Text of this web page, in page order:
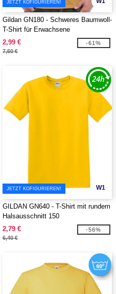
JETZT KOFIGURIEREN!
Gildan GN180 - Schweres Baumwoll-
T-Shirt für Erwachsene
2,99 €
7,60 €
-61%
W1
JETZT KOFIGURIEREN!
GILDAN GN640 - T-Shirt mit rundem
Halsausschnitt 150
2,79 €
6,40 €
-56%